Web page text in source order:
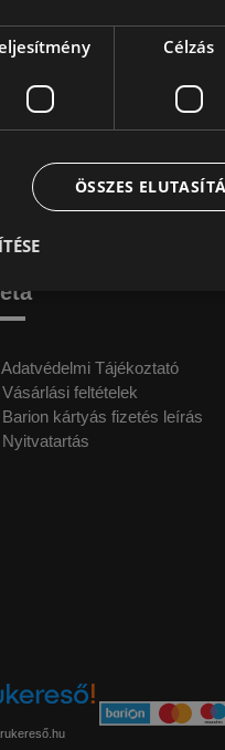
Adatvédelmi Tájékoztató
Vásárlási feltételek
Barion kártyás fizetés leírás
Nyitvatartás
Célzás
ÖSSZES